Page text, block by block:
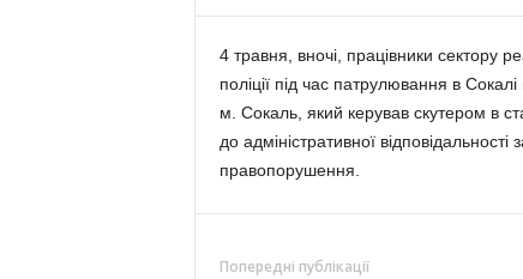
4 травня, вночі, працівники сектору
поліції під час патрулювання в
м. Сокаль, який керував скутером в
до адміністративної
правопорушення.
Попередні публікації